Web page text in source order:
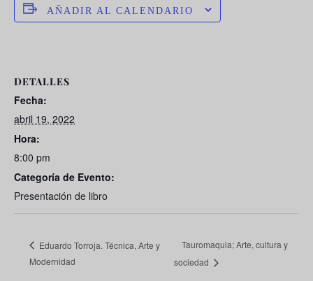
AÑADIR AL CALENDARIO
DETALLES
Fecha:
abril 19, 2022
Hora:
8:00 pm
Categoría de Evento:
Presentación de libro
Eduardo Torroja. Técnica, Arte y
Modernidad
Tauromaquia; Arte, cultura y
sociedad